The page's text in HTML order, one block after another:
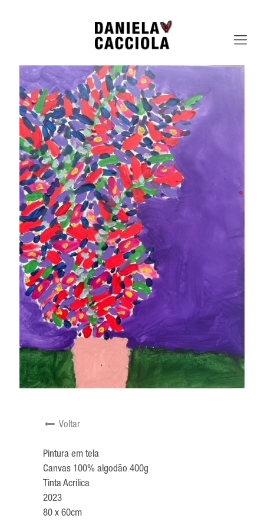
Voltar
Pintura em tela
Canvas 100% algodão 400g
Tinta Acrílica
2023
80 x 60cm